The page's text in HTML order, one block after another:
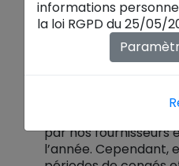
suivante :
Nos délais de
fonction des
par nos fournisseurs
l’année. Cependant,
informations
la loi RGPD du 25/05/